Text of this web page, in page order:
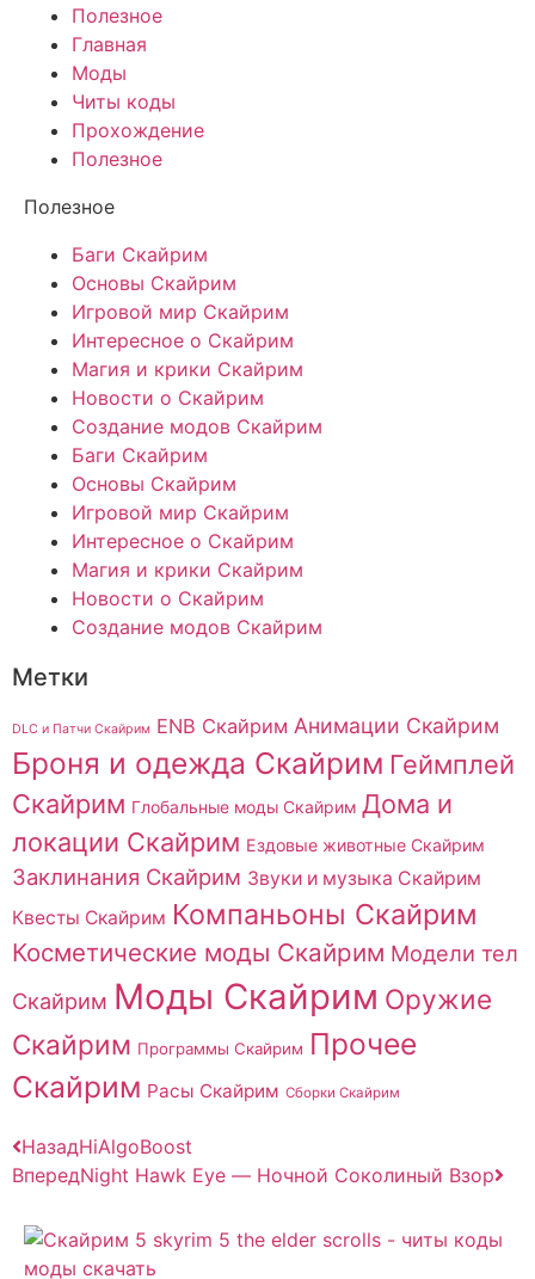
Полезное
Главная
Моды
Читы коды
Прохождение
Полезное
Полезное
Баги Скайрим
Основы Скайрим
Игровой мир Скайрим
Интересное о Скайрим
Магия и крики Скайрим
Новости о Скайрим
Создание модов Скайрим
Баги Скайрим
Основы Скайрим
Игровой мир Скайрим
Интересное о Скайрим
Магия и крики Скайрим
Новости о Скайрим
Создание модов Скайрим
Метки
DLC и Патчи Скайрим ENB Скайрим Анимации Скайрим
Броня и одежда Скайрим Геймплей
Скайрим Глобальные моды Скайрим Дома и
локации Скайрим Ездовые животные Скайрим
Заклинания Скайрим Звуки и музыка Скайрим
Квесты Скайрим Компаньоны Скайрим
Косметические моды Скайрим Модели тел
Скайрим Моды Скайрим Оружие
Скайрим Программы Скайрим Прочее
Скайрим Расы Скайрим Сборки Скайрим
НазадHiAlgoBoost
ВпередNight Hawk Eye — Ночной Соколиный Взор